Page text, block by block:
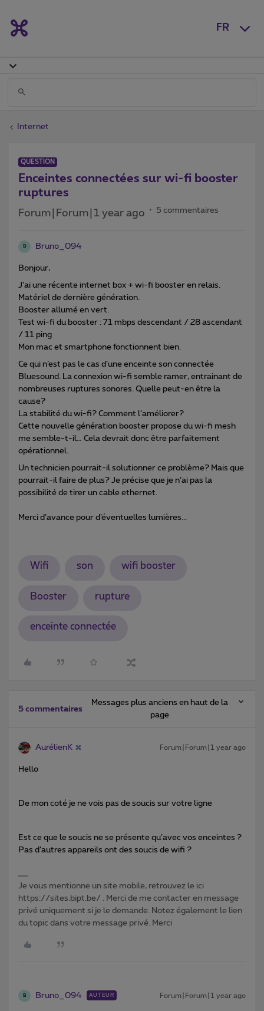
FR
Internet
QUESTION
Enceintes connectées sur wi-fi booster
ruptures
Forum|Forum|1 year ago 5 commentaires
B Bruno_094
Bonjour,
J’ai une récente internet box + wi-fi booster en relais.
Matériel de dernière génération.
Booster allumé en vert.
Test wi-fi du booster : 71 mbps descendant / 28 ascendant
/ 11 ping
Mon mac et smartphone fonctionnent bien.
Ce qui n’est pas le cas d’une enceinte son connectée
Bluesound. La connexion wi-fi semble ramer, entrainant de
nombreuses ruptures sonores. Quelle peut-en être la
cause?
La stabilité du wi-fi? Comment l’améliorer?
Cette nouvelle génération booster propose du wi-fi mesh
me semble-t-il… Cela devrait donc être parfaitement
opérationnel.
Un technicien pourrait-il solutionner ce problème? Mais que
pourrait-il faire de plus? Je précise que je n’ai pas la
possibilité de tirer un cable ethernet.
Merci d’avance pour d’éventuelles lumières...
Wifi son wifi booster
Booster rupture
enceinte connectée
5 commentaires
Messages plus anciens en haut de la
page
AurélienK Forum|Forum|1 year ago
Hello
De mon coté je ne vois pas de soucis sur votre ligne
Est ce que le soucis ne se présente qu’avec vos enceintes ?
Pas d’autres appareils ont des soucis de wifi ?
Je vous mentionne un site mobile, retrouvez le ici
https://sites.bipt.be/ . Merci de me contacter en message
privé uniquement si je le demande. Notez également le lien
du topic dans votre message privé. Merci
B Bruno_094 AUTEUR Forum|Forum|1 year ago